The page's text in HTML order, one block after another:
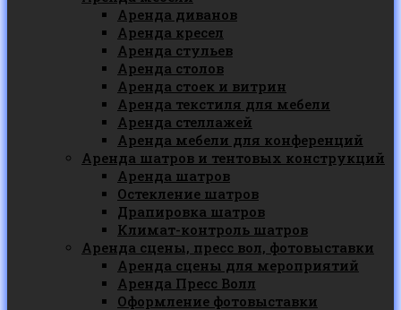
Аренда диванов
Аренда кресел
Аренда стульев
Аренда столов
Аренда стоек и витрин
Аренда текстиля для мебели
Аренда стеллажей
Аренда мебели для конференций
Аренда шатров и тентовых конструкций
Аренда шатров
Остекление шатров
Драпировка шатров
Климат-контроль шатров
Аренда сцены, пресс вол, фотовыставки
Аренда сцены для мероприятий
Аренда Пресс Волл
Оформление фотовыставки